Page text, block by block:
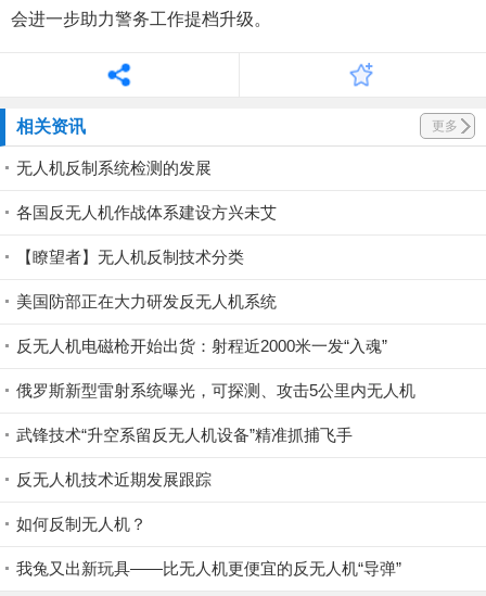
会进一步助力警务工作提档升级。
相关资讯 更多
无人机反制系统检测的发展
各国反无人机作战体系建设方兴未艾
【瞭望者】无人机反制技术分类
美国防部正在大力研发反无人机系统
反无人机电磁枪开始出货：射程近2000米一发“入魂”
俄罗斯新型雷射系统曝光，可探测、攻击5公里内无人机
武锋技术“升空系留反无人机设备”精准抓捕飞手
反无人机技术近期发展跟踪
如何反制无人机？
我兔又出新玩具——比无人机更便宜的反无人机“导弹”